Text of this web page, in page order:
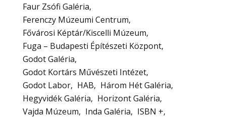
Faur Zsófi Galéria
Ferenczy Múzeumi Centrum
Fővárosi Képtár/Kiscelli Múzeum
Fuga – Budapesti Építészeti Központ
Godot Galéria
Godot Kortárs Művészeti Intézet
Godot Labor
HAB
Három Hét Galéria
Hegyvidék Galéria
Horizont Galéria
Vajda Múzeum
Inda Galéria
ISBN +